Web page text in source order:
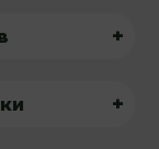
+
+